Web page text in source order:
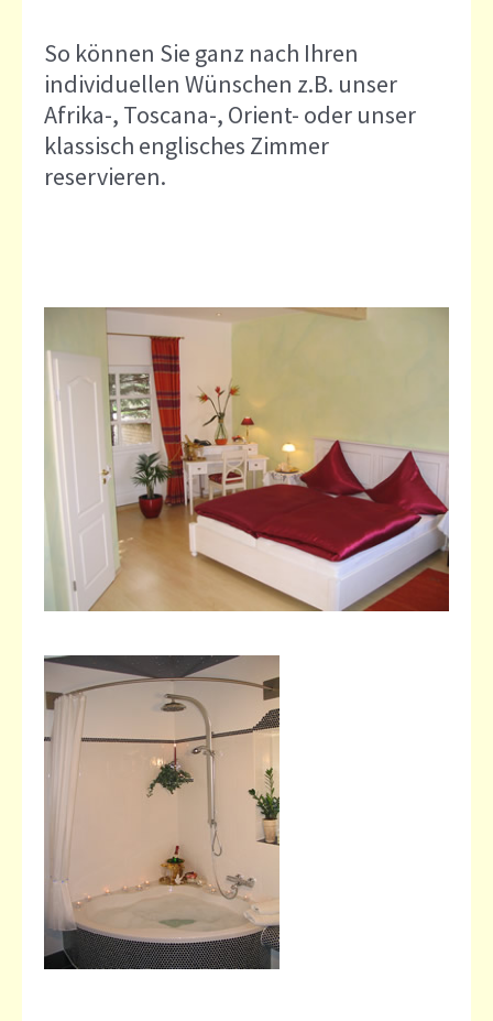
So können Sie ganz nach Ihren
individuellen Wünschen z.B. unser
Afrika-, Toscana-, Orient- oder unser
klassisch englisches Zimmer
reservieren.